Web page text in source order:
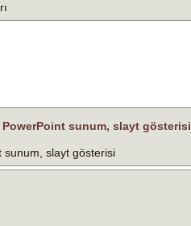
sunum, slayt gösterisi
sunum, slayt gösterisi